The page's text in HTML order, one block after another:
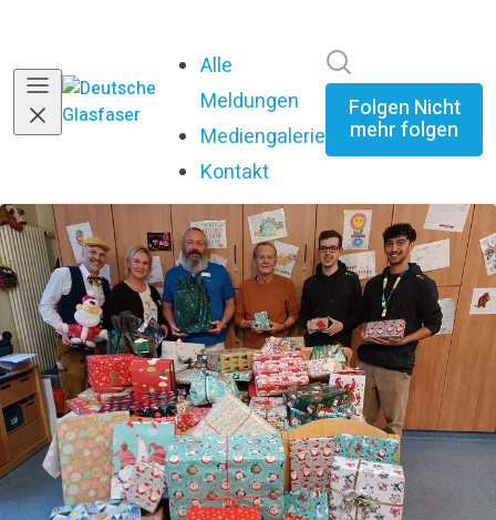
Alle
Meldungen
Mediengalerie
Kontakt
Folgen Nicht
mehr folgen